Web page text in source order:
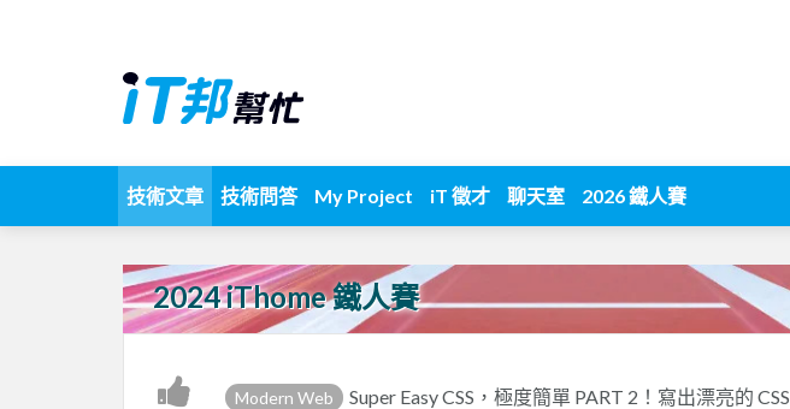
技術文章 技術問答 My Project iT 徵才 聊天室 2026 鐵人賽
2024 iThome 鐵人賽
Modern Web Super Easy CSS，極度簡單 PART 2！寫出漂亮的 CSS